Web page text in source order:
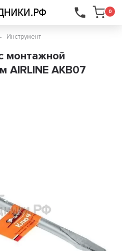
0
...
Инструмент
монтажной
AIRLINE AKB07